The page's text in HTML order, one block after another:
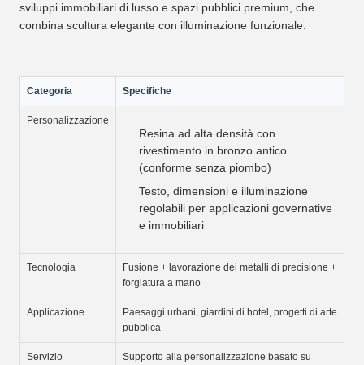
sviluppi immobiliari di lusso e spazi pubblici premium, che
combina scultura elegante con illuminazione funzionale.
Categoria Specifiche
Personalizzazione
Resina ad alta densità con
rivestimento in bronzo antico
(conforme senza piombo)
Testo, dimensioni e illuminazione
regolabili per applicazioni governative
e immobiliari
Tecnologia
Fusione + lavorazione dei metalli di precisione +
forgiatura a mano
Applicazione
Paesaggi urbani, giardini di hotel, progetti di arte
pubblica
Servizio Supporto alla personalizzazione basato su